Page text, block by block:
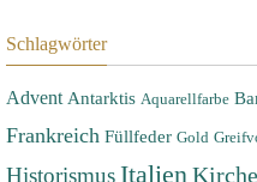
Schlagwörter
Advent Antarktis Aquarellfarbe
Frankreich Füllfeder Gold
HistorismusItalienKirche